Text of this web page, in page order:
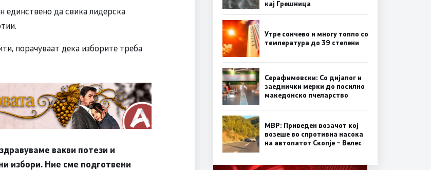
единствено да свика лидерска
порачуваат дека изборите треба
вакви потези и
избори. Ние сме подготвени
кај Грешница
Утре сончево и многу топло со
температура до 39 степени
Серафимовски: Со дијалог и
заеднички мерки до посилно
македонско пчеларство
МВР: Приведен возачот кој
возеше во спротивна насока
на автопатот Скопје – Велес